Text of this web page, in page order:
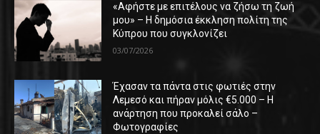
«Αφήστε με επιτέλους να ζήσω τη ζωή
μου» – Η δημόσια έκκληση πολίτη της
Κύπρου που συγκλονίζει
03/07/2026
Έχασαν τα πάντα στις φωτιές στην
Λεμεσό και πήραν μόλις €5.000 – Η
ανάρτηση που προκαλεί σάλο –
Φωτογραφίες